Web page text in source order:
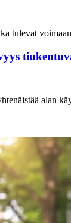
tulevat
alan